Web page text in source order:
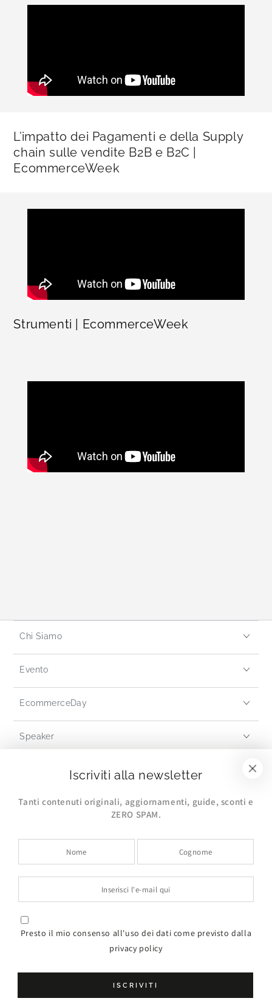
L’impatto dei Pagamenti e della Supply
chain sulle vendite B2B e B2C |
EcommerceWeek
Strumenti | EcommerceWeek
Chi Siamo
Evento
EcommerceDay
Speaker
I nostri progetti
Iscriviti alla newsletter
Tanti contenuti originali, aggiornamenti, guide, sconti e
ZERO SPAM.
Presto il mio consenso all'uso dei dati come previsto dalla
privacy policy
ISCRIVITI